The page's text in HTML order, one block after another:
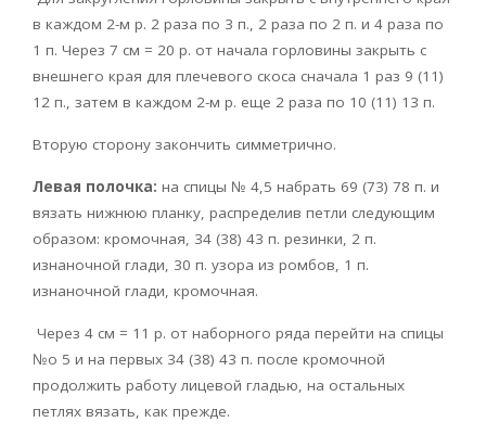
в каждом 2-м р. 2 раза по 3 п., 2 раза по 2 п. и 4 раза по
1 п. Через 7 см = 20 р. от начала горловины закрыть с
внешнего края для плечевого скоса сначала 1 раз 9 (11)
12 п., затем в каждом 2-м р. еще 2 раза по 10 (11) 13 п.
Вторую сторону закончить симметрично.
Левая полочка: на спицы № 4,5 набрать 69 (73) 78 п. и
вязать нижнюю планку, распределив петли следующим
образом: кромочная, 34 (38) 43 п. резинки, 2 п.
изнаночной глади, 30 п. узора из ромбов, 1 п.
изнаночной глади, кромочная.
Через 4 см = 11 р. от наборного ряда перейти на спицы
№o 5 и на первых 34 (38) 43 п. после кромочной
продолжить работу лицевой гладью, на остальных
петлях вязать, как прежде.